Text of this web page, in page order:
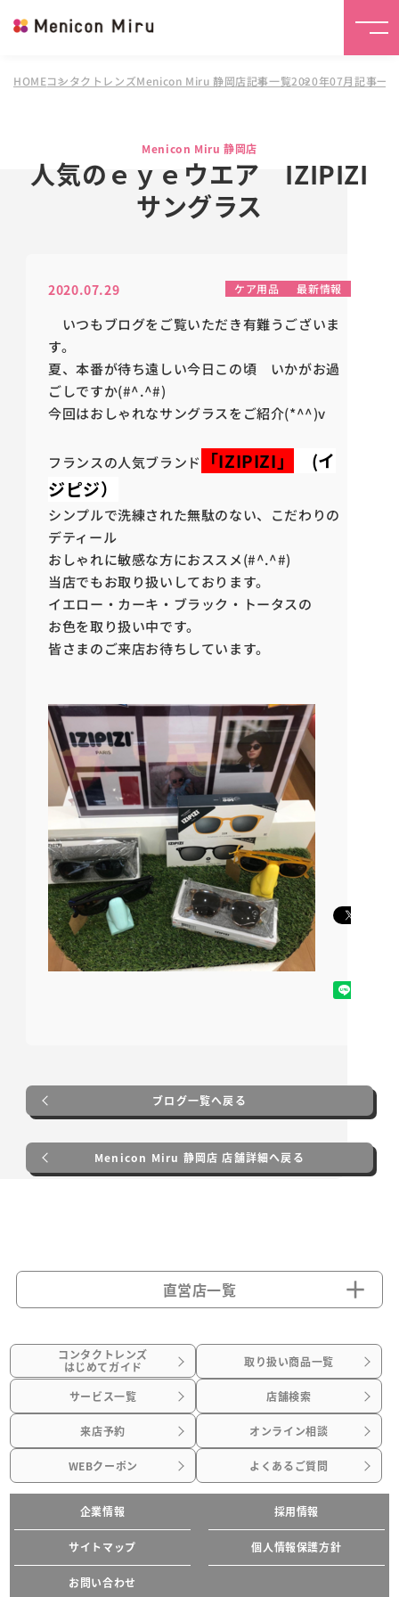
HOMEコンタクトレンズMenicon Miru 静岡店記事一覧2020年07月記事一覧
Menicon Miru 静岡店
人気のｅｙｅウエア IZIPIZI
サングラス
2020.07.29 ケア用品 最新情報
いつもブログをご覧いただき有難うございま
す。
夏、本番が待ち遠しい今日この頃 いかがお過
ごしですか(#^.^#)
今回はおしゃれなサングラスをご紹介(*^^)v
フランスの人気ブランド 「IZIPIZI」
(イ
ジピジ）
シンプルで洗練された無駄のない、こだわりの
デティール
おしゃれに敏感な方におススメ(#^.^#)
当店でもお取り扱いしております。
イエロー・カーキ・ブラック・トータスの
お色を取り扱い中です。
皆さまのご来店お待ちしています。
ブログ一覧へ戻る
Menicon Miru 静岡店 店舗詳細へ戻る
直営店一覧
コンタクトレンズ
はじめてガイド 取り扱い商品一覧
サービス一覧 店舗検索
来店予約 オンライン相談
WEBクーポン よくあるご質問
企業情報 採用情報
サイトマップ 個人情報保護方針
お問い合わせ